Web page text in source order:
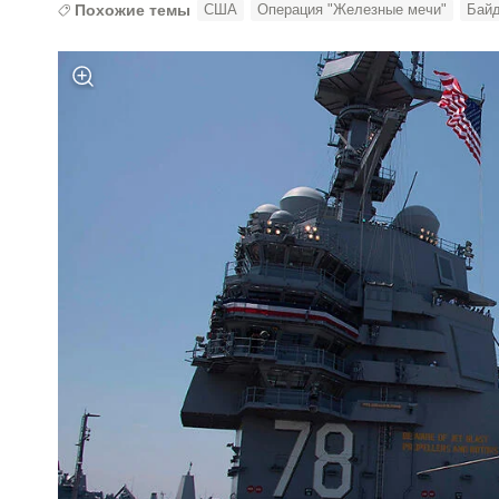
Похожие темы США Операция "Железные мечи"